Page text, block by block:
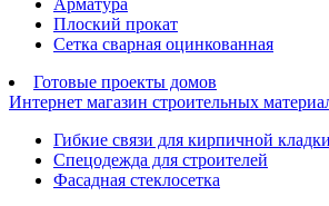
Арматура
Плоский прокат
Сетка сварная оцинкованная
Готовые проекты домов
Интернет магазин строительных
Гибкие связи для кирпичной кладки
Спецодежда для строителей
Фасадная стеклосетка